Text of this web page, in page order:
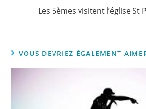
Les 5èmes visitent l’église St
VOUS DEVRIEZ ÉGALEMENT